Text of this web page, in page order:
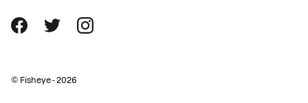
© Fisheye - 2026